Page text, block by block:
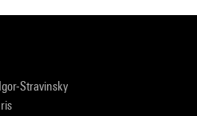
Stravinsky